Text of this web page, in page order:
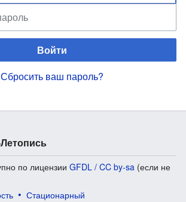
Войти
Сбросить ваш пароль?
по лицензии GFDL / CC by-sa (если не
Стационарный